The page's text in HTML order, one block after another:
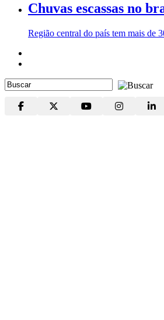
Chuvas escassas no
Região central do país tem mais de